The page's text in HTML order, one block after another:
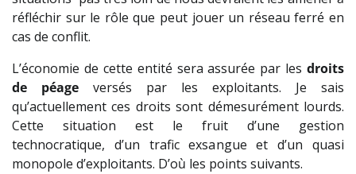
réfléchir sur le rôle que peut jouer un réseau ferré en
cas de conflit.
L’économie de cette entité sera assurée par les droits
de péage versés par les exploitants. Je sais
qu’actuellement ces droits sont démesurément lourds.
Cette situation est le fruit d’une gestion
technocratique, d’un trafic exsangue et d’un quasi
monopole d’exploitants. D’où les points suivants.